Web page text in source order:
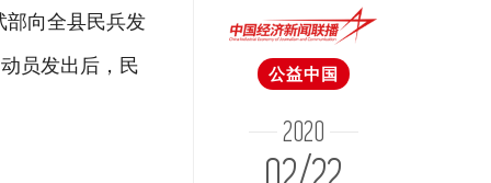
向全县民兵发
员发出后，民
公益中国
2020